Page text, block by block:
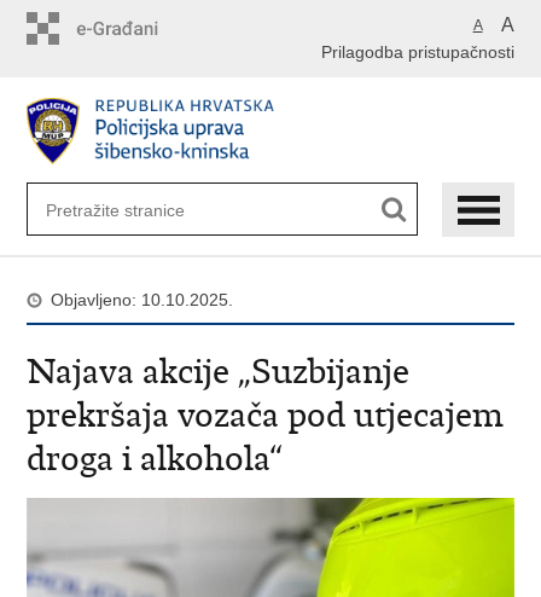
A A
Prilagodba pristupačnosti
Objavljeno: 10.10.2025.
Najava akcije „Suzbijanje
prekršaja vozača pod utjecajem
droga i alkohola“